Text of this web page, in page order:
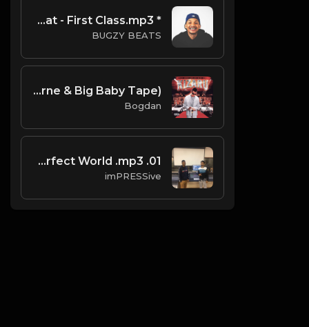
* Free * DaBaby X Stunna 4 Vegas Type Beat - First Class.mp3
BUGZY BEATS
kizaru - Murder Rate (Instrumental) (Prod. By Aarne & Big Baby Tape)
Bogdan
01. Perfect World .mp3
imPRESSive